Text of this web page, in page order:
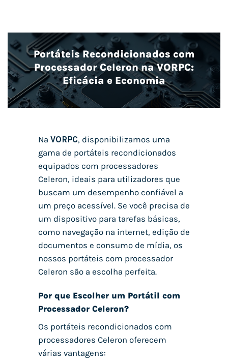
Portáteis Recondicionados com
Processador Celeron na VORPC:
Eficácia e Economia
Na VORPC, disponibilizamos uma
gama de portáteis recondicionados
equipados com processadores
Celeron, ideais para utilizadores que
buscam um desempenho confiável a
um preço acessível. Se você precisa de
um dispositivo para tarefas básicas,
como navegação na internet, edição de
documentos e consumo de mídia, os
nossos portáteis com processador
Celeron são a escolha perfeita.
Por que Escolher um Portátil com
Processador Celeron?
Os portáteis recondicionados com
processadores Celeron oferecem
várias vantagens: